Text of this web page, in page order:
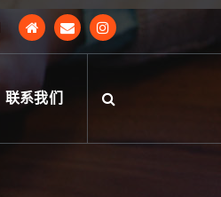
联系我们